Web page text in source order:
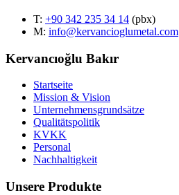
T: +90 342 235 34 14 (pbx)
M: info@kervancioglumetal.com
Kervancıoğlu Bakır
Startseite
Mission & Vision
Unternehmensgrundsätze
Qualitätspolitik
KVKK
Personal
Nachhaltigkeit
Unsere Produkte